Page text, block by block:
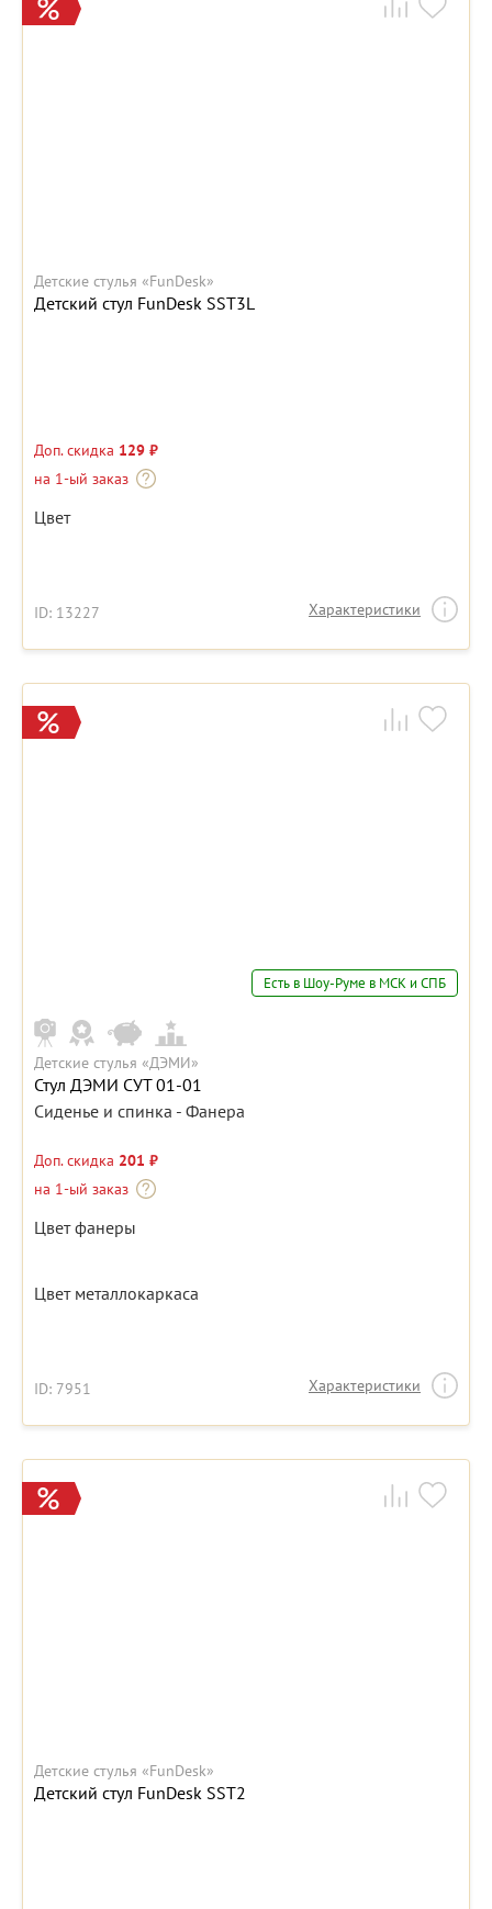
Детские стулья «FunDesk»
Детский стул FunDesk SST3L
Доп. скидка 129 ₽
на 1-ый заказ
Цвет
ID: 13227 Характеристики
Есть в Шоу-Руме в МСК и СПБ
Детские стулья «ДЭМИ»
Стул ДЭМИ СУТ 01-01
Сиденье и спинка - Фанера
Доп. скидка 201 ₽
на 1-ый заказ
Цвет фанеры
Цвет металлокаркаса
ID: 7951 Характеристики
Детские стулья «FunDesk»
Детский стул FunDesk SST2